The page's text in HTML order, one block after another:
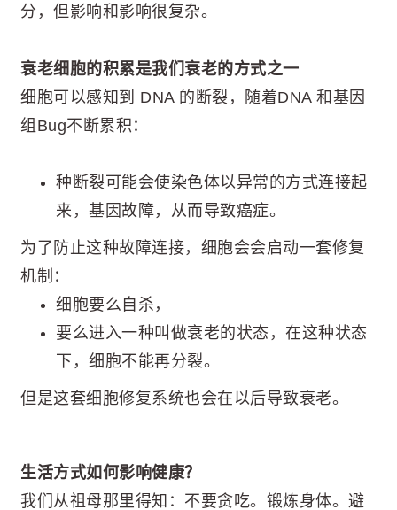
分，但影响和影响很复杂。
衰老细胞的积累是我们衰老的方式之一
细胞可以感知到 DNA 的断裂，随着DNA 和基因
组Bug不断累积：
种断裂可能会使染色体以异常的方式连接起
来，基因故障，从而导致癌症。
为了防止这种故障连接，细胞会会启动一套修复
机制：
细胞要么自杀，
要么进入一种叫做衰老的状态，在这种状态
下，细胞不能再分裂。
但是这套细胞修复系统也会在以后导致衰老。
生活方式如何影响健康？
我们从祖母那里得知：不要贪吃。锻炼身体。避